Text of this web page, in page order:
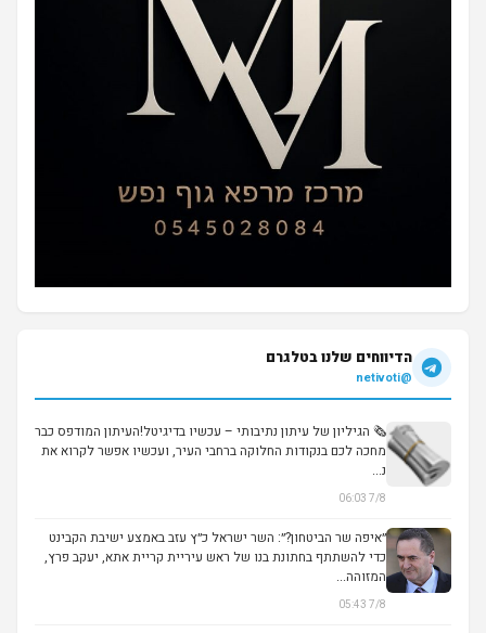
הדיווחים שלנו בטלגרם
@netivoti
🗞️ הגיליון של עיתון נתיבותי – עכשיו בדיגיטל!העיתון המודפס כבר
מחכה לכם בנקודות החלוקה ברחבי העיר, ועכשיו אפשר לקרוא את
נ...
7/8 06:03
״איפה שר הביטחון?״: השר ישראל כ״ץ עזב באמצע ישיבת הקבינט
כדי להשתתף בחתונת בנו של ראש עיריית קריית אתא, יעקב פרץ,
המזוהה...
7/8 05:43